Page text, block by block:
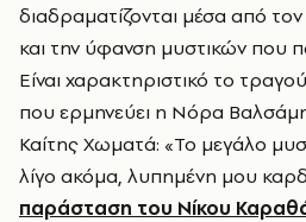
διαδραματίζονται μέσα από
και την ύφανση μυστικών που
Είναι χαρακτηριστικό το
που ερμηνεύει η Νόρα
Καίτης Χωματά: «Το μεγάλο
λίγο ακόμα, λυπημένη μου
παράσταση του Νίκου